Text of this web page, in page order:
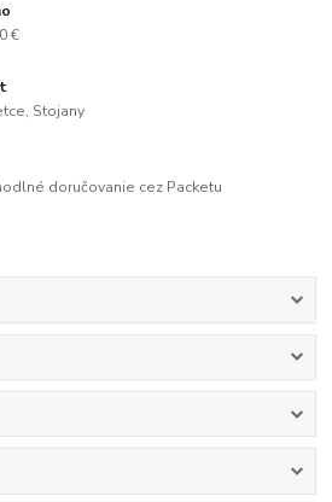
€
Stojany
doručovanie cez Packetu